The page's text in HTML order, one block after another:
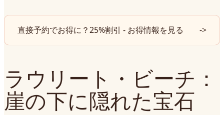
直接予約でお得に？25%割引 - お得情報を見る ->
ラウリート・ビーチ：
崖の下に隠れた宝石